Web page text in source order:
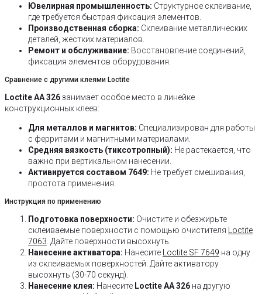
Ювелирная промышленность: Структурное склеивание,
где требуется быстрая фиксация элементов.
Производственная сборка: Склеивание металлических
деталей, жестких материалов.
Ремонт и обслуживание: Восстановление соединений,
фиксация элементов оборудования.
Сравнение с другими клеями Loctite
Loctite AA 326занимает особое место в линейке
конструкционных клеев:
Для металлов и магнитов: Специализирован для работы
с ферритами и магнитными материалами.
Средняя вязкость (тиксотропный): Не растекается, что
важно при вертикальном нанесении.
Активируется составом 7649: Не требует смешивания,
простота применения.
Инструкция по применению
Подготовка поверхности: Очистите и обезжирьте
склеиваемые поверхности с помощью очистителя
Loctite
7063 . Дайте поверхности высохнуть.
Нанесение активатора: Нанесите Loctite SF 7649 на одну
из склеиваемых поверхностей. Дайте активатору
высохнуть (30-70 секунд).
Нанесение клея: Нанесите Loctite AA 326 на другую